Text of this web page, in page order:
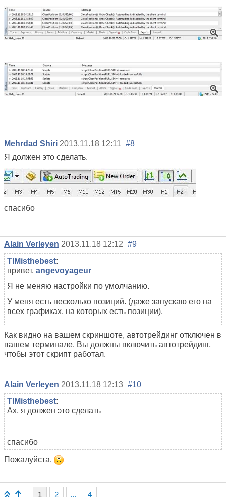
Mehrdad Shiri 2013.11.18 12:11 #8
Я должен это сделать.
спасибо
Alain Verleyen 2013.11.18 12:12 #9
TIMisthebest:
привет, angevoyageur
Я не меняю настройки по умолчанию.
У меня есть несколько позиций. (даже запускаю его на
всех графиках, на которых есть позиции).
Как видно на вашем скриншоте, автотрейдинг отключен в
вашем терминале. Вы должны включить автотрейдинг,
чтобы этот скрипт работал.
Alain Verleyen 2013.11.18 12:13 #10
TIMisthebest:
Ах, я должен это сделать
спасибо
Пожалуйста.
1 2 ... 4